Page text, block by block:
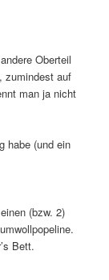
Oberteil
zumindest auf
man ja nicht
habe (und ein
(bzw. 2)
Bett.